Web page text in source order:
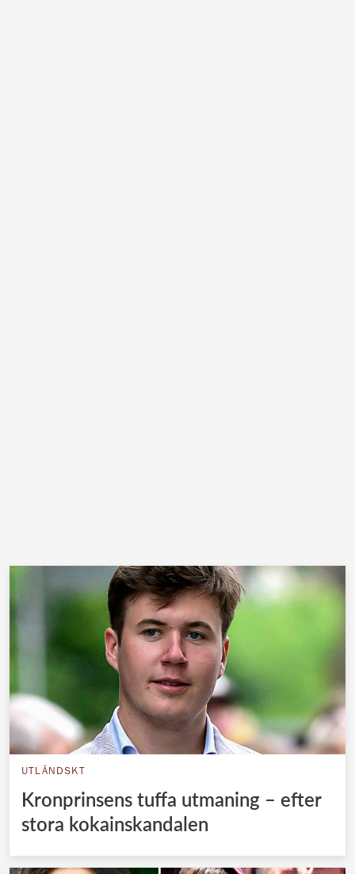
UTLÄNDSKT
Kronprinsens tuffa utmaning – efter
stora kokainskandalen